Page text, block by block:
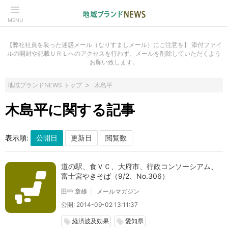
MENU
【弊社社員を装った迷惑メール（なりすましメール）にご注意を】 添付ファイ
ルの開封や記載ＵＲＬへのアクセスを行わず、メールを削除していただくよう
お願い致します。
地域ブランドNEWS トップ 木島平
木島平に関する記事
表示順:
道の駅、食ＶＣ、大府市、行政コンソーシアム、
富士宮やきそば（9/2、No.306）
田中 章雄
メールマガジン
公開: 2014-09-02 13:11:37
local_offer 経済波及効果 local_offer 愛知県